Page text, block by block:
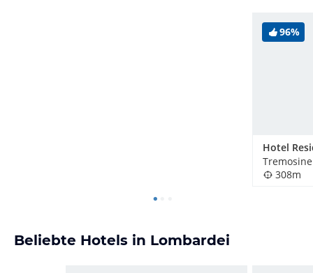
96%
308m
Beliebte Hotels in Lombardei